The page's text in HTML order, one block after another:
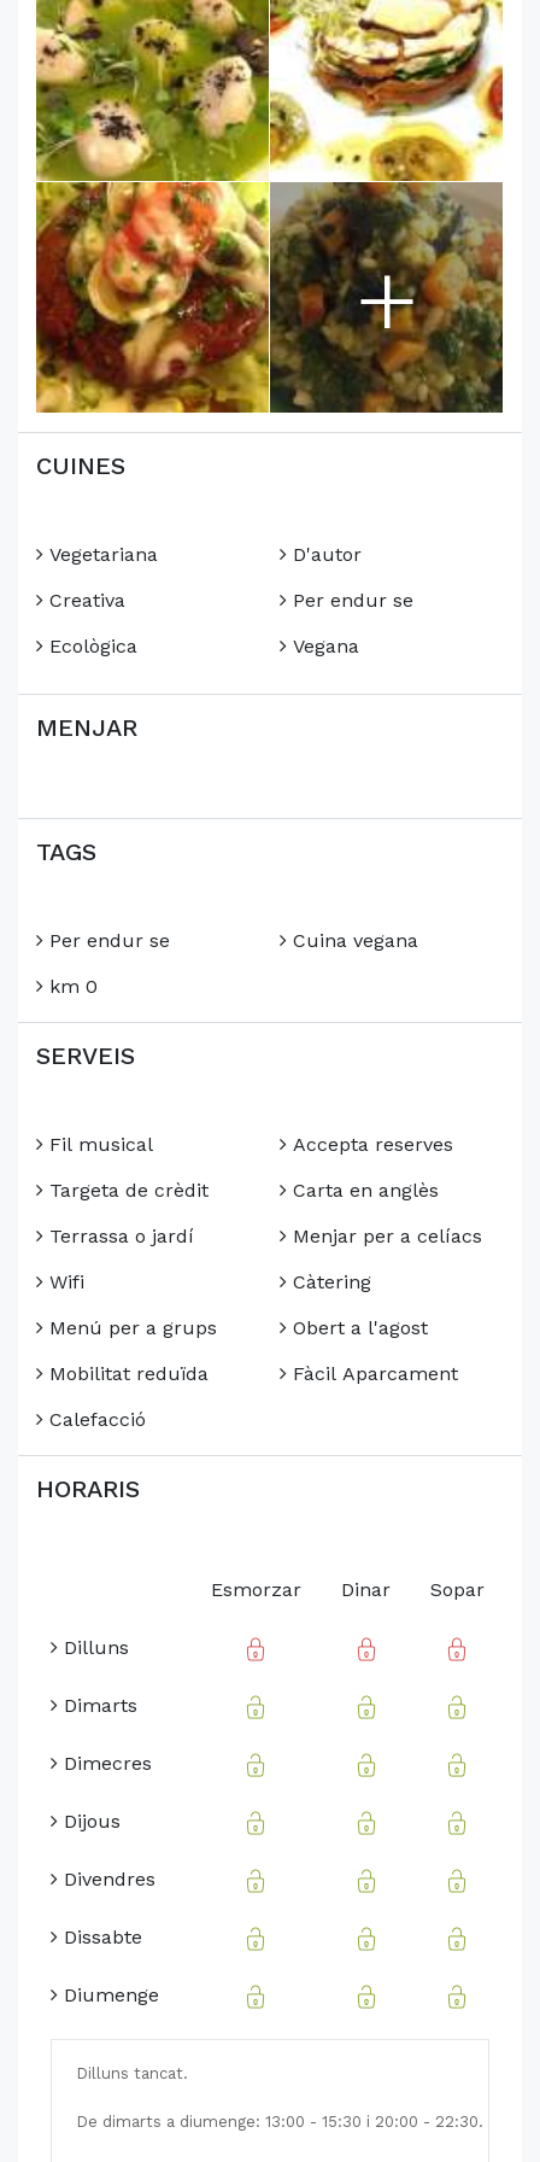
+
CUINES
Vegetariana
Creativa
Ecològica
D'autor
Per endur se
Vegana
MENJAR
TAGS
Per endur se
km 0
Cuina vegana
SERVEIS
Fil musical
Targeta de crèdit
Terrassa o jardí
Wifi
Menú per a grups
Mobilitat reduïda
Calefacció
Accepta reserves
Carta en anglès
Menjar per a celíacs
Càtering
Obert a l'agost
Fàcil Aparcament
HORARIS
Esmorzar Dinar Sopar
Dilluns
Dimarts
Dimecres
Dijous
Divendres
Dissabte
Diumenge
Dilluns tancat.
De dimarts a diumenge: 13:00 - 15:30 i 20:00 - 22:30.